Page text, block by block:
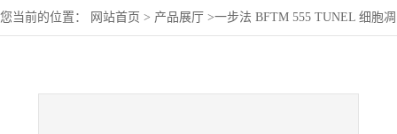
您当前的位置： 网站首页 > 产品展厅 >一步法 BFTM 555 TUNEL 细胞凋